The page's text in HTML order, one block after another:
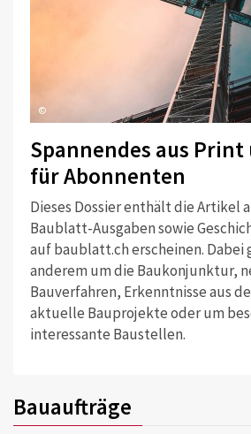
©
Spannendes aus
für Abonnenten
Dieses Dossier enthält die Artikel
Baublatt-Ausgaben sowie
auf baublatt.ch erscheinen. Dabei
anderem um die Baukonjunktur,
Bauverfahren, Erkenntnisse aus
aktuelle Bauprojekte oder um
interessante Baustellen.
Bauaufträge